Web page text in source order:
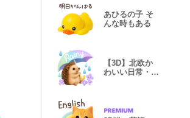
あひるの子 そ
んな時もある
【3D】北欧か
わいい日常・梅